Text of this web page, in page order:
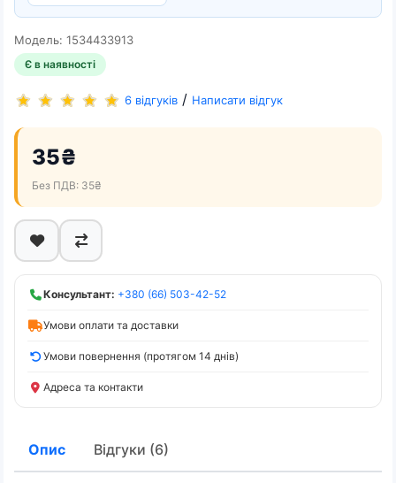
Модель: 1534433913
Є в наявності
6 відгуків / Написати відгук
35₴
Без ПДВ: 35₴
Консультант: +380 (66) 503-42-52
Умови оплати та доставки
Умови повернення (протягом 14 днів)
Адреса та контакти
Опис Відгуки (6)